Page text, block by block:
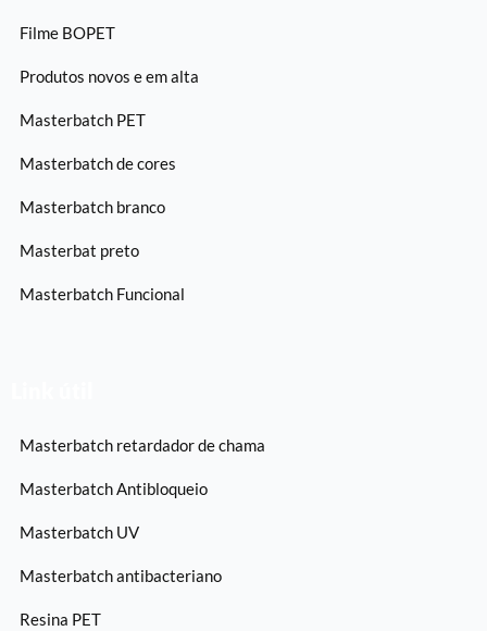
Filme BOPET
Produtos novos e em alta
Masterbatch PET
Masterbatch de cores
Masterbatch branco
Masterbat preto
Masterbatch Funcional
Masterbatch retardador de chama
Masterbatch Antibloqueio
Masterbatch UV
Masterbatch antibacteriano
Resina PET